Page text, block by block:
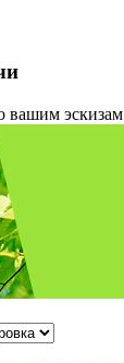
вашим эскизам